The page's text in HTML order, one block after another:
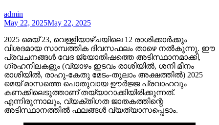
admin
May 22, 2025May 22, 2025
2025 മെയ് 23, വെള്ളിയാഴ്ചയിലെ 12 രാശിക്കാർക്കും
വിശദമായ സാമ്പത്തിക ദിവസഫലം താഴെ നൽകുന്നു. ഈ
പ്രവചനങ്ങൾ വേദ ജ്യോതിഷത്തെ അടിസ്ഥാനമാക്കി,
ഗ്രഹനിലകളും (വ്യാഴം ഇടവം രാശിയിൽ, ശനി മീനം
രാശിയിൽ, രാഹു-കേതു മേടം-തുലാം അക്ഷത്തിൽ) 2025
മെയ് മാസത്തെ പൊതുവായ ഊർജ്ജ പ്രവാഹവും
കണക്കിലെടുത്താണ് തയ്യാറാക്കിയിരിക്കുന്നത്.
എന്നിരുന്നാലും, വ്യക്തിഗത ജാതകത്തിന്റെ
അടിസ്ഥാനത്തിൽ ഫലങ്ങൾ വ്യത്യാസപ്പെടാം.